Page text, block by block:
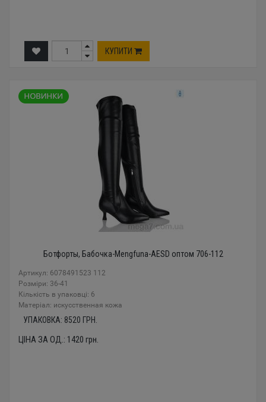
КУПИТИ
Ботфорты, Бабочка-Mengfuna-AESD оптом 706-112
Артикул: 6078491523 112
Розміри: 36-41
Кількість в упаковці: 6
Mатеріал: искусственная кожа
УПАКОВКА: 8520 ГРН.
ЦІНА ЗА ОД.: 1420 грн.